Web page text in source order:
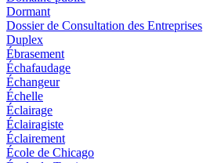
Dormant
Dossier de Consultation des Entreprises
Duplex
Ébrasement
Échafaudage
Échangeur
Échelle
Éclairage
Éclairagiste
Éclairement
École de Chicago